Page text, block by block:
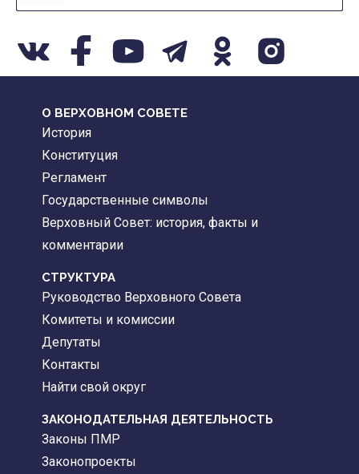
О ВЕРХОВНОМ СОВЕТЕ
История
Конституция
Регламент
Государственные символы
Верховный Совет: история, факты и
комментарии
CТРУКТУРА
Руководство Верховного Совета
Комитеты и комиссии
Депутаты
Контакты
Найти свой округ
ЗАКОНОДАТЕЛЬНАЯ ДЕЯТЕЛЬНОСТЬ
Законы ПМР
Законопроекты